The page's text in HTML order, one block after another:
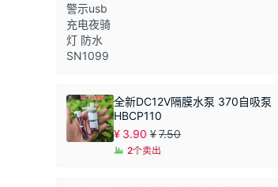
全新DC12V隔膜水泵 370自吸泵
HBCP110
¥ 3.90 ¥7.50
2个卖出